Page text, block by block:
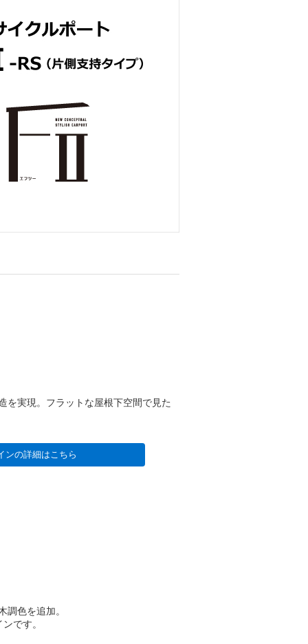
を実現。フラットな屋根下空間で見た
ンの詳細はこちら
調色を追加。
です。